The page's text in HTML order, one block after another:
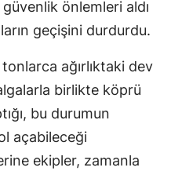
önlemleri aldı
geçişini durdurdu.
ağırlıktaki dev
birlikte köprü
bu durumun
açabileceği
ekipler, zamanla